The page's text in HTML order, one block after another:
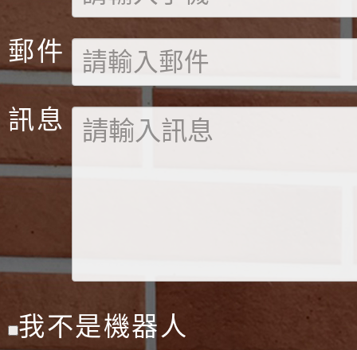
郵件
訊息
我不是機器人